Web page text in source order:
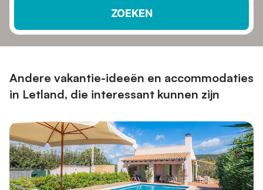
ZOEKEN
Andere vakantie-ideeën en accommodaties
in Letland, die interessant kunnen zijn